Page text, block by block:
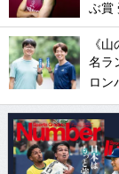
ぶ賞
《
名ラ
ロン